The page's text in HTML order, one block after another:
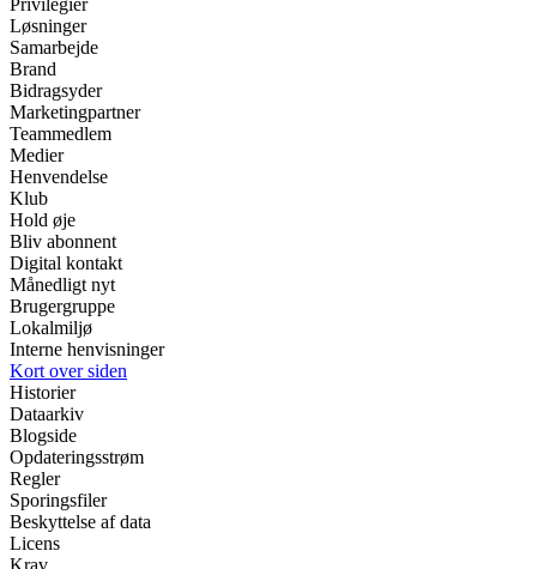
Privilegier
Løsninger
Samarbejde
Brand
Bidragsyder
Marketingpartner
Teammedlem
Medier
Henvendelse
Klub
Hold øje
Bliv abonnent
Digital kontakt
Månedligt nyt
Brugergruppe
Lokalmiljø
Interne henvisninger
Kort over siden
Historier
Dataarkiv
Blogside
Opdateringsstrøm
Regler
Sporingsfiler
Beskyttelse af data
Licens